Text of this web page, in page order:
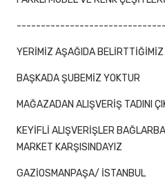
YERİMİZ AŞAĞIDA
BAŞKADA ŞUBEMİZ YOKTUR
MAĞAZADAN ALIŞVERİŞ TADINI
KEYİFLİ ALIŞVERİŞLER
MARKET KARŞISINDAYIZ
GAZİOSMANPAŞA/ İSTANBUL